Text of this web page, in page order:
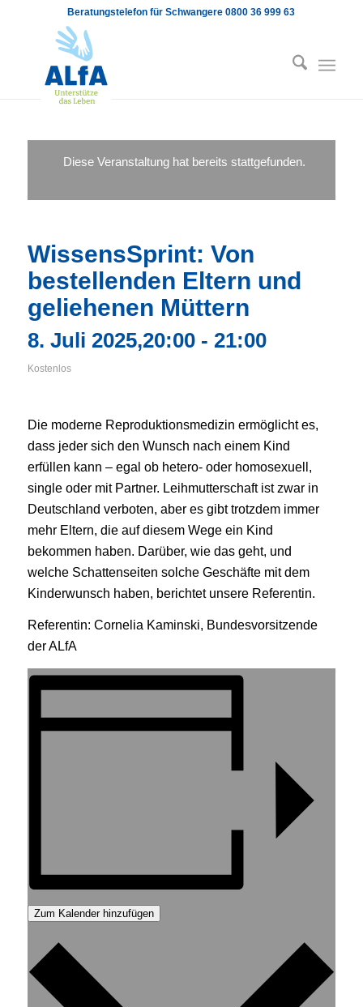
Beratungstelefon für Schwangere 0800 36 999 63
Diese Veranstaltung hat bereits stattgefunden.
WissensSprint: Von
bestellenden Eltern und
geliehenen Müttern
8. Juli 2025,20:00- 21:00
Kostenlos
Die moderne Reproduktionsmedizin ermöglicht es,
dass jeder sich den Wunsch nach einem Kind
erfüllen kann – egal ob hetero- oder homosexuell,
single oder mit Partner. Leihmutterschaft ist zwar in
Deutschland verboten, aber es gibt trotzdem immer
mehr Eltern, die auf diesem Wege ein Kind
bekommen haben. Darüber, wie das geht, und
welche Schattenseiten solche Geschäfte mit dem
Kinderwunsch haben, berichtet unsere Referentin.
Referentin: Cornelia Kaminski, Bundesvorsitzende
der ALfA
Zum Kalender hinzufügen